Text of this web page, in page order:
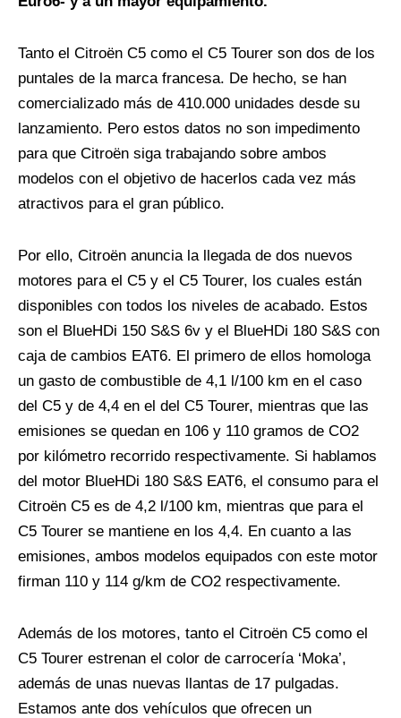
Tanto el Citroën C5 como el C5 Tourer son dos de los
puntales de la marca francesa. De hecho, se han
comercializado más de 410.000 unidades desde su
lanzamiento. Pero estos datos no son impedimento
para que Citroën siga trabajando sobre ambos
modelos con el objetivo de hacerlos cada vez más
atractivos para el gran público.
Por ello, Citroën anuncia la llegada de dos nuevos
motores para el C5 y el C5 Tourer, los cuales están
disponibles con todos los niveles de acabado. Estos
son el BlueHDi 150 S&S 6v y el BlueHDi 180 S&S con
caja de cambios EAT6. El primero de ellos homologa
un gasto de combustible de 4,1 l/100 km en el caso
del C5 y de 4,4 en el del C5 Tourer, mientras que las
emisiones se quedan en 106 y 110 gramos de CO2
por kilómetro recorrido respectivamente. Si hablamos
del motor BlueHDi 180 S&S EAT6, el consumo para el
Citroën C5 es de 4,2 l/100 km, mientras que para el
C5 Tourer se mantiene en los 4,4. En cuanto a las
emisiones, ambos modelos equipados con este motor
firman 110 y 114 g/km de CO2 respectivamente.
Además de los motores, tanto el Citroën C5 como el
C5 Tourer estrenan el color de carrocería ‘Moka’,
además de unas nuevas llantas de 17 pulgadas.
Estamos ante dos vehículos que ofrecen un